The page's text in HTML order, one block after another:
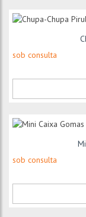
sob consulta
sob consulta